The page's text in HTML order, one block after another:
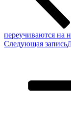
переучиваются на
Следующая запись